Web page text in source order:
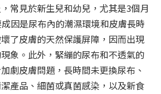
常見於新生兒和幼兒，尤其是3個月
因是尿布內的潮濕環境和皮膚長時
了皮膚的天然保護屏障，因而出現
象。此外，緊繃的尿布和不透氣的
劇皮膚問題，長時間未更換尿布、
產品、細菌或真菌感染，以及新食